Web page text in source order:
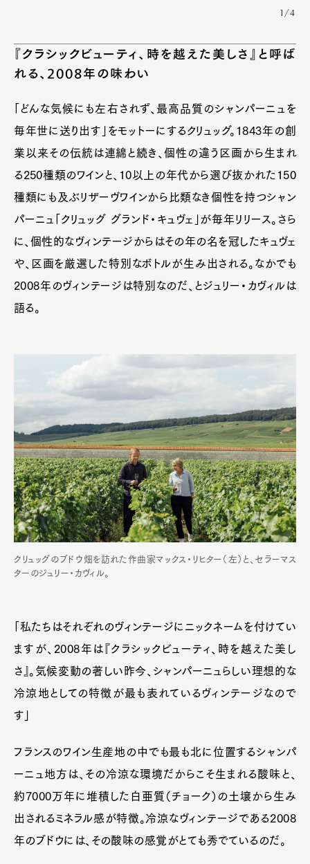
1/4
『クラシックビューティ、時を越えた美しさ』と呼ば
れる、2008年の味わい
「どんな気候にも左右されず、最高品質のシャンパーニュを
毎年世に送り出す」をモットーにするクリュッグ。1843年の創
業以来その伝統は連綿と続き、個性の違う区画から生まれ
る250種類のワインと、10以上の年代から選び抜かれた150
種類にも及ぶリザーヴワインから比類なき個性を持つシャン
パーニュ「クリュッグ グランド・キュヴェ」が毎年リリース。さら
に、個性的なヴィンテージからはその年の名を冠したキュヴェ
や、区画を厳選した特別なボトルが生み出される。なかでも
2008年のヴィンテージは特別なのだ、とジュリー・カヴィルは
語る。
クリュッグのブドウ畑を訪れた作曲家マックス・リヒター（左）と、セラーマス
ターのジュリー・カヴィル。
「私たちはそれぞれのヴィンテージにニックネームを付けてい
ますが、2008年は『クラシックビューティ、時を越えた美し
さ』。気候変動の著しい昨今、シャンパーニュらしい理想的な
冷涼地としての特徴が最も表れているヴィンテージなので
す」
フランスのワイン生産地の中でも最も北に位置するシャンパ
ーニュ地方は、その冷涼な環境だからこそ生まれる酸味と、
約7000万年に堆積した白亜質（チョーク）の土壌から生み
出されるミネラル感が特徴。冷涼なヴィンテージである2008
年のブドウには、その酸味の感覚がとても秀でているのだ。